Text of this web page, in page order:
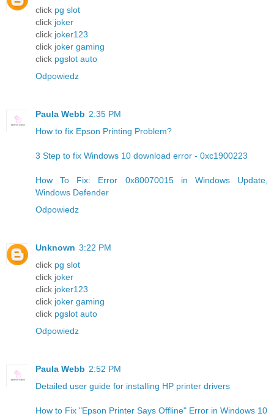
click pg slot
click joker
click joker123
click joker gaming
click pgslot auto
Odpowiedz
Paula Webb 2:35 PM
How to fix Epson Printing Problem?
3 Step to fix Windows 10 download error - 0xc1900223
How To Fix: Error 0x80070015 in Windows Update,
Windows Defender
Odpowiedz
Unknown 3:22 PM
click pg slot
click joker
click joker123
click joker gaming
click pgslot auto
Odpowiedz
Paula Webb 2:52 PM
Detailed user guide for installing HP printer drivers
How to Fix "Epson Printer Says Offline" Error in Windows 10